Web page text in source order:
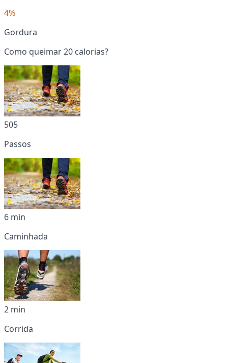
4%
Gordura
Como queimar 20 calorias?
505
Passos
6 min
Caminhada
2 min
Corrida